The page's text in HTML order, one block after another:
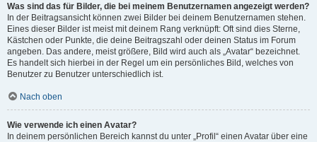
Was sind das für Bilder, die bei meinem Benutzernamen angezeigt werden?
In der Beitragsansicht können zwei Bilder bei deinem Benutzernamen stehen.
Eines dieser Bilder ist meist mit deinem Rang verknüpft: Oft sind dies Sterne,
Kästchen oder Punkte, die deine Beitragszahl oder deinen Status im Forum
angeben. Das andere, meist größere, Bild wird auch als „Avatar“ bezeichnet.
Es handelt sich hierbei in der Regel um ein persönliches Bild, welches von
Benutzer zu Benutzer unterschiedlich ist.
Nach oben
Wie verwende ich einen Avatar?
In deinem persönlichen Bereich kannst du unter „Profil“ einen Avatar über eine